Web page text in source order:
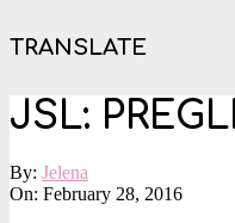
TRANSLATE
JSL:
By: Jelena
On: February 28, 2016